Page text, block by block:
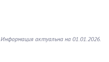
Информация актуальна на 01.01.2026.